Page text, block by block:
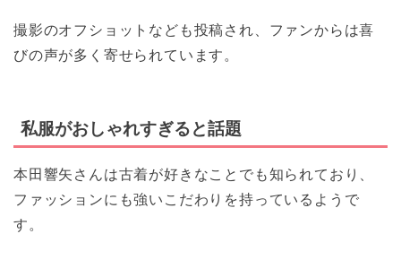
撮影のオフショットなども投稿され、ファンからは喜
びの声が多く寄せられています。
私服がおしゃれすぎると話題
本田響矢さんは古着が好きなことでも知られており、
ファッションにも強いこだわりを持っているようで
す。